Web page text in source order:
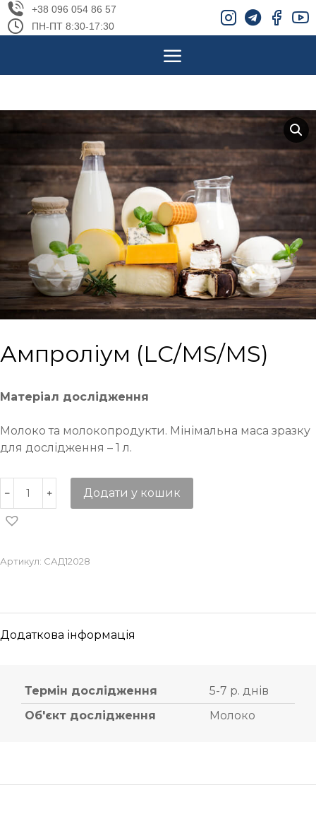
+38 096 054 86 57
ПН-ПТ 8:30-17:30
Ампроліум (LC/MS/MS)
Матеріал дослідження
Молоко та молокопродукти. Мінімальна маса зразку
для дослідження – 1 л.
Додати у кошик
Артикул: САД12028
Додаткова інформація
Термін дослідження
5-7 р. днів
Об'єкт дослідження
Молоко